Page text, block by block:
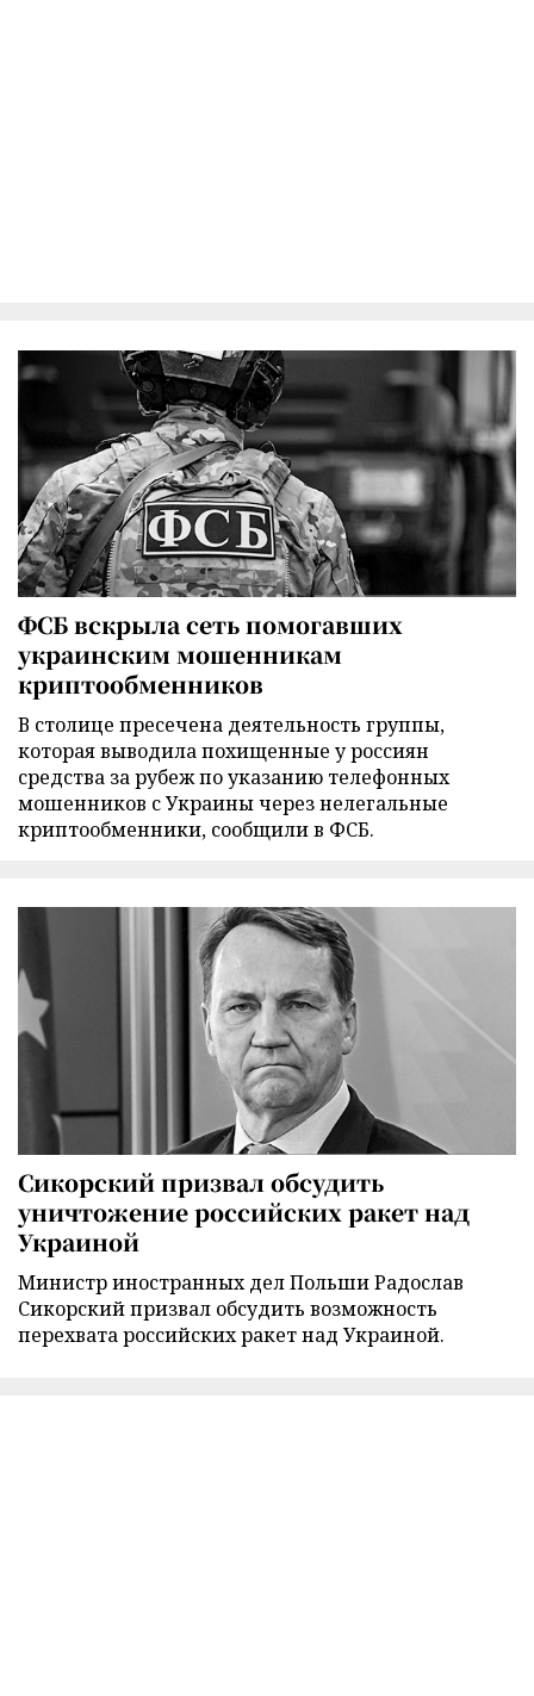
ФСБ вскрыла сеть помогавших
украинским мошенникам
криптообменников
В столице пресечена деятельность группы,
которая выводила похищенные у россиян
средства за рубеж по указанию телефонных
мошенников с Украины через нелегальные
криптообменники, сообщили в ФСБ.
Сикорский призвал обсудить
уничтожение российских ракет над
Украиной
Министр иностранных дел Польши Радослав
Сикорский призвал обсудить возможность
перехвата российских ракет над Украиной.